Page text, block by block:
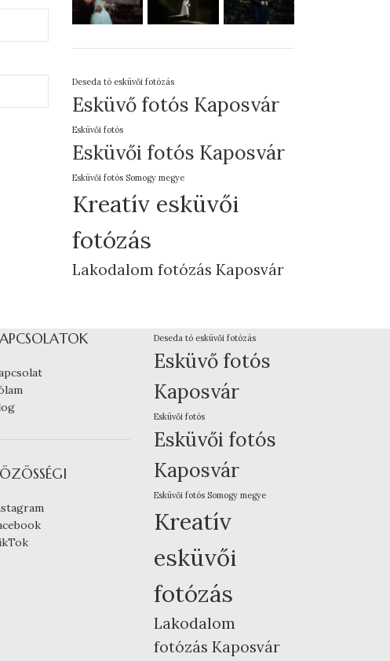
Deseda tó esküvői fotózás
Esküvő fotós Kaposvár
Esküvői fotós
Esküvői fotós Kaposvár
Esküvői fotós Somogy megye
Kreatív esküvői
fotózás
Lakodalom fotózás Kaposvár
Deseda tó esküvői fotózás
Esküvő fotós
Kaposvár
Esküvői fotós
Esküvői fotós
Kaposvár
Esküvői fotós Somogy megye
Kreatív
esküvői
fotózás
Lakodalom
fotózás Kaposvár